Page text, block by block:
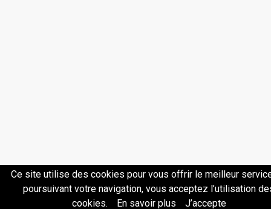
Ce site utilise des cookies pour vous offrir le meilleur
poursuivant votre navigation, vous acceptez l’utilisation
cookies.
En savoir plus J’accepte